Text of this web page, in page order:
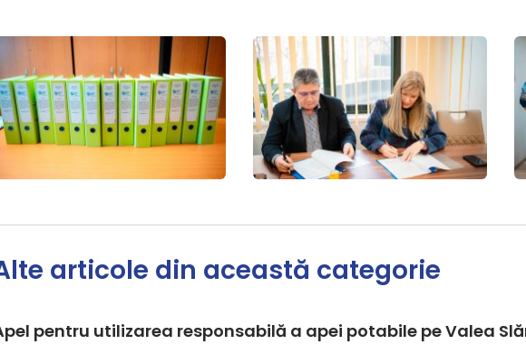
articole din această categorie
pentru utilizarea responsabilă a apei potabile pe Valea